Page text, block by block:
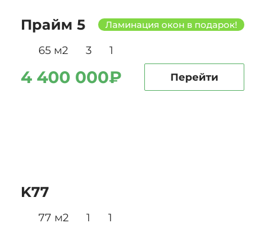
Прайм 5 Ламинация окон в подарок!
65 м2 3 1
4 400 000₽ Перейти
K77
77 м2 1 1